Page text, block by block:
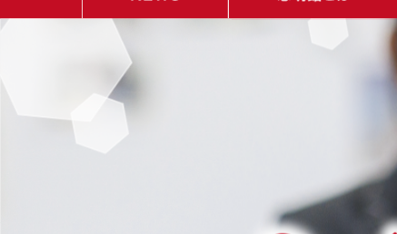
・NEWS｜お知らせ
・イベントスケジュール ・教育理念／教育目標／コンセプト